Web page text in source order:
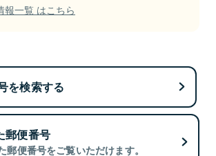
報一覧 はこちら
を検索する
郵便番号
郵便番号をご覧いただけます。